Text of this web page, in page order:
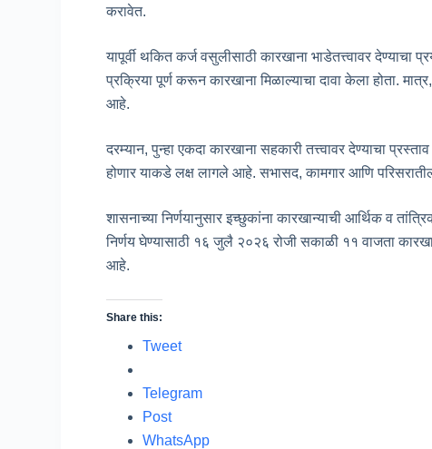
करावेत.
यापूर्वी थकित कर्ज वसुलीसाठी कारखाना भाडेतत्त्वावर देण्याचा
प्रक्रिया पूर्ण करून कारखाना मिळाल्याचा दावा केला होता.
आहे.
दरम्यान, पुन्हा एकदा कारखाना सहकारी तत्त्वावर देण्याचा
होणार याकडे लक्ष लागले आहे. सभासद, कामगार आणि
शासनाच्या निर्णयानुसार इच्छुकांना कारखान्याची आर्थिक व
निर्णय घेण्यासाठी १६ जुलै २०२६ रोजी सकाळी ११ वाजता
आहे.
Share this:
Tweet
Telegram
Post
WhatsApp